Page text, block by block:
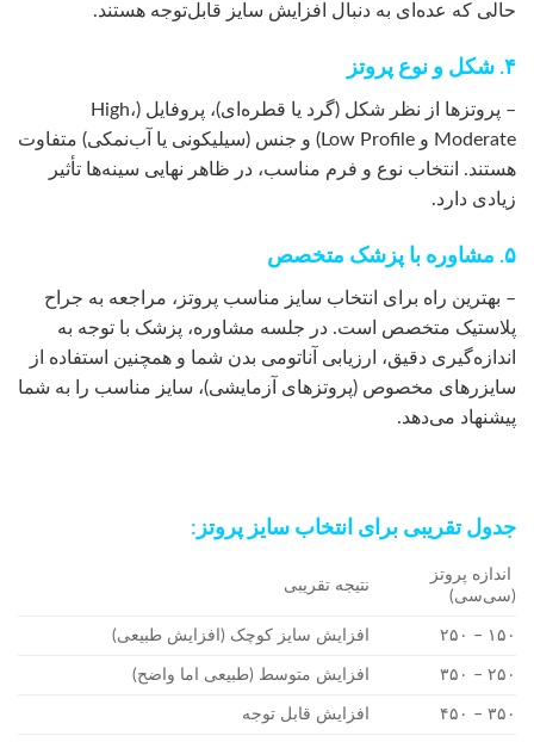
حالی که عده‌ای به دنبال افزایش سایز قابل‌توجه هستند.
۴. شکل و نوع پروتز
– پروتزها از نظر شکل (گرد یا قطره‌ای)، پروفایل (High،
Moderate و Low Profile) و جنس (سیلیکونی یا آب‌نمکی) متفاوت
هستند. انتخاب نوع و فرم مناسب، در ظاهر نهایی سینه‌ها تأثیر
زیادی دارد.
۵. مشاوره با پزشک متخصص
– بهترین راه برای انتخاب سایز مناسب پروتز، مراجعه به جراح
پلاستیک متخصص است. در جلسه مشاوره، پزشک با توجه به
اندازه‌گیری دقیق، ارزیابی آناتومی بدن شما و همچنین استفاده از
سایزرهای مخصوص (پروتزهای آزمایشی)، سایز مناسب را به شما
پیشنهاد می‌دهد.
جدول تقریبی برای انتخاب سایز پروتز:
اندازه پروتز
(سی‌سی)
نتیجه تقریبی
۱۵۰ – ۲۵۰ افزایش سایز کوچک (افزایش طبیعی)
۲۵۰ – ۳۵۰ افزایش متوسط (طبیعی اما واضح)
۳۵۰ – ۴۵۰ افزایش قابل توجه